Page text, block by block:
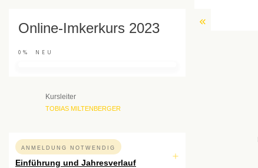
Online-Imkerkurs 2023
0% NEU
Kursleiter
TOBIAS MILTENBERGER
ANMELDUNG NOTWENDIG
Einführung und Jahresverlauf